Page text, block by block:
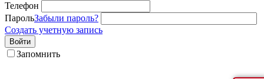
Телефон
ПарольЗабыли пароль?
Создать учетную запись
Войти
Запомнить